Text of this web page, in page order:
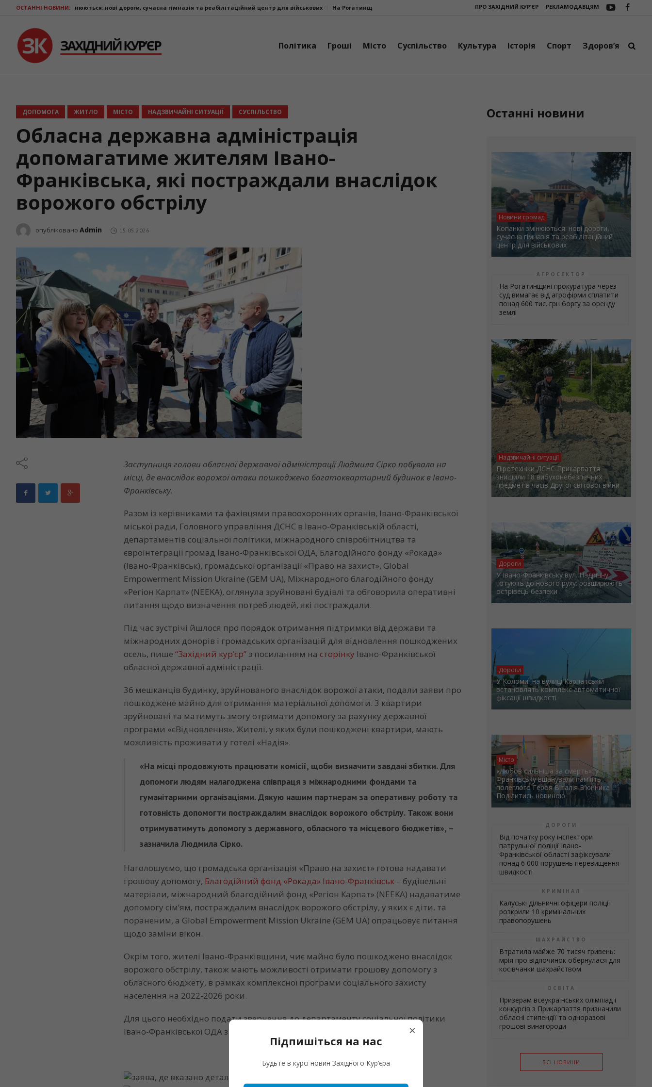
ПРО ЗАХІДНИЙ КУР’ЄР РЕКЛАМОДАВЦЯМ
ОСТАННІ НОВИНИ:
нові дороги, сучасна гімназія та реабілітаційний центр для військових На Рогатинщині прокуратура через суд вимагає від агрофірми сплатити понад 600 тис. грн боргу за оренду землі
Політика Гроші Місто Суспільство Культура Історія Спорт Здоров’я
ДОПОМОГА ЖИТЛО МІСТО НАДЗВИЧАЙНІ СИТУАЦІЇ СУСПІЛЬСТВО
Обласна державна адміністрація
допомагатиме жителям Івано-
Франківська, які постраждали внаслідок
ворожого обстрілу
опублікованоAdmin 15.05.2026
Заступниця голови обласної державної адміністрації Людмила Сірко побувала на
місці, де внаслідок ворожої атаки пошкоджено багатоквартирний будинок в Івано-
Франківську.
Разом із керівниками та фахівцями правоохоронних органів, Івано-Франківської
міської ради, Головного управління ДСНС в Івано-Франківській області,
департаментів соціальної політики, міжнародного співробітництва та
євроінтеграції громад Івано-Франківської ОДА, Благодійного фонду «Рокада»
(Івано-Франківськ), громадської організації «Право на захист», Global
Empowerment Mission Ukraine (GEM UA), Міжнародного благодійного фонду
«Регіон Карпат» (NEEKA), оглянула зруйновані будівлі та обговорила оперативні
питання щодо визначення потреб людей, які постраждали.
Під час зустрічі йшлося про порядок отримання підтримки від держави та
міжнародних донорів і громадських організацій для відновлення пошкоджених
осель, пише “Західний кур’єр” з посиланням на сторінку Івано-Франківської
обласної державної адміністрації.
36 мешканців будинку, зруйнованого внаслідок ворожої атаки, подали заяви про
пошкоджене майно для отримання матеріальної допомоги. 3 квартири
зруйновані та матимуть змогу отримати допомогу за рахунку державної
програми «єВідновлення». Жителі, у яких були пошкоджені квартири, мають
можливість проживати у готелі «Надія».
«На місці продовжують працювати комісії, щоби визначити завдані збитки. Для
допомоги людям налагоджена співпраця з міжнародними фондами та
гуманітарними організаціями. Дякую нашим партнерам за оперативну роботу та
готовність допомогти постраждалим внаслідок ворожого обстрілу. Також вони
отримуватимуть допомогу з державного, обласного та місцевого бюджетів», –
зазначила Людмила Сірко.
Наголошуємо, що громадська організація «Право на захист» готова надавати
грошову допомогу, Благодійний фонд «Рокада» Івано-Франківськ – будівельні
матеріали, міжнародний благодійний фонд «Регіон Карпат» (NEEKA) надаватиме
допомогу сім’ям, постраждалим внаслідок ворожого обстрілу, у яких є діти, та
пораненим, а Global Empowerment Mission Ukraine (GEM UA) опрацьовує питання
щодо заміни вікон.
Окрім того, жителі Івано-Франківщини, чиє майно було пошкоджено внаслідок
ворожого обстрілу, також мають можливості отримати грошову допомогу з
обласного бюджету, в рамках комплексної програми соціального захисту
населення на 2022-2026 роки.
Для цього необхідно подати звернення до департаменту соціальної політики
Івано-Франківської ОДА з відповідними документами:
заява, де вказано деталі про подію та необхідність виділення коштів;
Останні новини
Новини громад
Копанки змінюються: нові дороги,
сучасна гімназія та реабілітаційний
центр для військових
АГРОСЕКТОР
На Рогатинщині прокуратура через
суд вимагає від агрофірми сплатити
понад 600 тис. грн боргу за оренду
землі
Надзвичайні ситуації
Піротехніки ДСНС Прикарпаття
знищили 18 вибухонебезпечних
предметів часів Другої світової війни
Дороги
У Івано-Франківську вул. Надрічну
готують до нового руху: розширюють
острівець безпеки
Дороги
У Коломиї на вулиці Карпатській
встановлять комплекс автоматичної
фіксації швидкості
Місто
«Любов сильніша за смерть»: у
Франківську вшанували пам’ять
полеглого Героя Віталія В’юнника
Поділитись новиною
ДОРОГИ
Від початку року інспектори
патрульної поліції Івано-
Франківської області зафіксували
понад 6 000 порушень перевищення
швидкості
КРИМІНАЛ
Калуські дільничні офіцери поліції
розкрили 10 кримінальних
правопорушень
ШАХРАЙСТВО
Втратила майже 70 тисяч гривень:
мрія про відпочинок обернулася для
косівчанки шахрайством
ОСВІТА
Призерам всеукраїнських олімпіад і
конкурсів з Прикарпаття призначили
обласні стипендії та одноразові
грошові винагороди
ВСІ НОВИНИ
×
Підпишіться на нас
Будьте в курсі новин Західного Кур’єра